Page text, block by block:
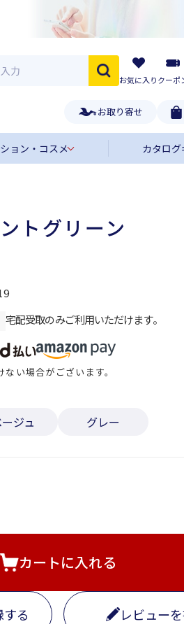
お気に入りクーポ
お取り寄せ
ョン・コスメ カタロ
トグリーン
宅配受取のみご利用いただけます。
い場合がございます。
ジュ グレー
カートに入れる
る レビューを